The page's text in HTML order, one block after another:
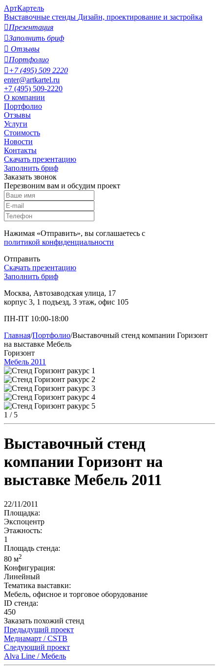
АртКартель
Выставочные стенды Дизайн, проектирование и застройка
Презентация
Заполнить бриф
 Отзывы
Портфолио
+7 (495) 509 2220
enter@artkartel.ru
+7 (495) 509-2220
О компании
Портфолио
Отзывы
Услуги
Стоимость
Новости
Контакты
Скачать презентацию
Заполнить бриф
Заказать звонок
Перезвоним вам и обсудим проект
Нажимая «Отправить», вы соглашаетесь с
политикой конфиденциальности
Отправить
Скачать презентацию
Заполнить бриф
Москва, Автозаводская улица, 17
корпус 3, 1 подъезд, 3 этаж, офис 105
ПН-ПТ 10:00-18:00
Главная/Портфолио/Выставочный стенд компании Горизонт
на выставке Мебель
Горизонт
Мебель 2011
1 / 5
Выставочный стенд
компании Горизонт на
выставке Мебель 2011
22/11/2011
Площадка:
Экспоцентр
Этажность:
1
Площадь стенда:
80 м2
Конфигурация:
Линейный
Тематика выставки:
Мебель, офисное и торговое оборудование
ID стенда:
450
Заказать похожий стенд
Предыдущий проект
Медиамарт / CSTB
Следующий проект
Alva Line / Мебель